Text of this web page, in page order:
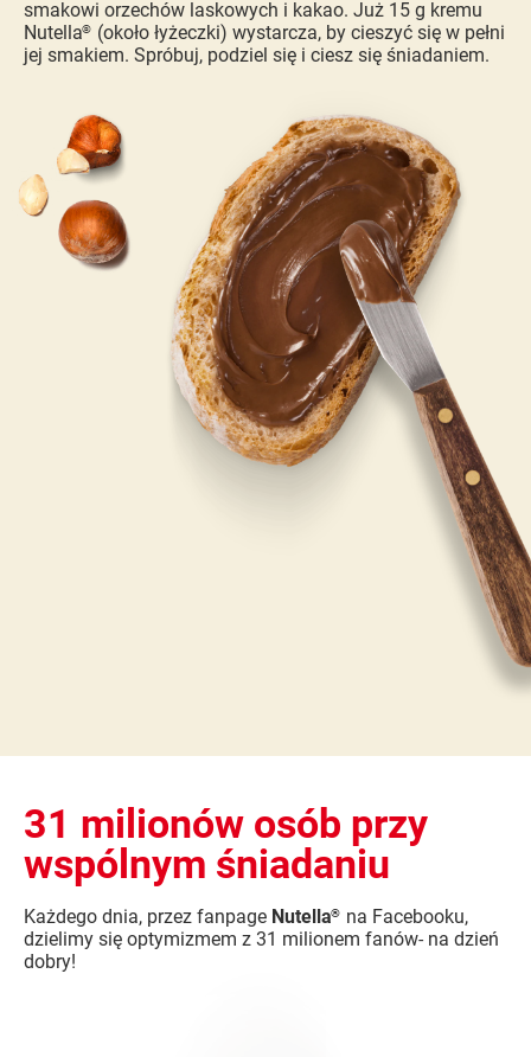
smakowi orzechów laskowych i kakao. Już 15 g kremu
Nutella® (około łyżeczki) wystarcza, by cieszyć się w pełni
jej smakiem. Spróbuj, podziel się i ciesz się śniadaniem.
31 milionów osób przy
wspólnym śniadaniu
Każdego dnia, przez fanpage Nutella® na Facebooku,
dzielimy się optymizmem z 31 milionem fanów- na dzień
dobry!